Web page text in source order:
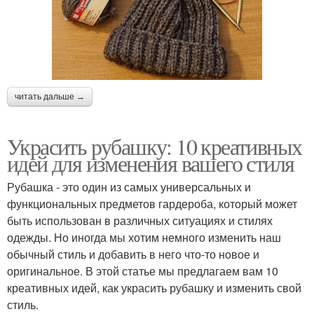
читать дальше →
Украсить рубашку: 10 креативных
идей для изменения вашего стиля
Рубашка - это один из самых универсальных и
функциональных предметов гардероба, который может
быть использован в различных ситуациях и стилях
одежды. Но иногда мы хотим немного изменить наш
обычный стиль и добавить в него что-то новое и
оригинальное. В этой статье мы предлагаем вам 10
креативных идей, как украсить рубашку и изменить свой
стиль.